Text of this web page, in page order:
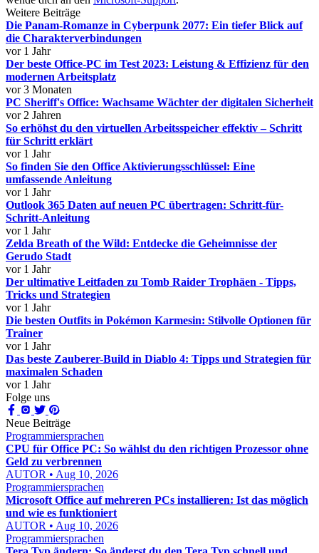
Weitere Beiträge
Die Panam-Romanze in Cyberpunk 2077: Ein tiefer Blick auf
die Charakterverbindungen
vor 1 Jahr
Der beste Office-PC im Test 2023: Leistung & Effizienz für den
modernen Arbeitsplatz
vor 3 Monaten
PC Sheriff's Office: Wachsame Wächter der digitalen Sicherheit
vor 2 Jahren
So erhöhst du den virtuellen Arbeitsspeicher effektiv – Schritt
für Schritt erklärt
vor 1 Jahr
So finden Sie den Office Aktivierungsschlüssel: Eine
umfassende Anleitung
vor 1 Jahr
Outlook 365 Daten auf neuen PC übertragen: Schritt-für-
Schritt-Anleitung
vor 1 Jahr
Zelda Breath of the Wild: Entdecke die Geheimnisse der
Gerudo Stadt
vor 1 Jahr
Der ultimative Leitfaden zu Tomb Raider Trophäen - Tipps,
Tricks und Strategien
vor 1 Jahr
Die besten Outfits in Pokémon Karmesin: Stilvolle Optionen für
Trainer
vor 1 Jahr
Das beste Zauberer-Build in Diablo 4: Tipps und Strategien für
maximalen Schaden
vor 1 Jahr
Folge uns
Neue Beiträge
Programmiersprachen
CPU für Office PC: So wählst du den richtigen Prozessor ohne
Geld zu verbrennen
AUTOR • Aug 10, 2026
Programmiersprachen
Microsoft Office auf mehreren PCs installieren: Ist das möglich
und wie es funktioniert
AUTOR • Aug 10, 2026
Programmiersprachen